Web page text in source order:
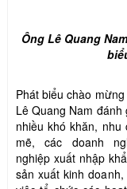
Ông Lê Quang
Phát biểu chào
Lê Quang Nam
nhiều khó khăn,
mẽ, các doanh
nghiệp xuất nhập
sản xuất kinh